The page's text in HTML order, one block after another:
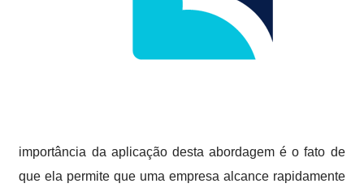
importância da aplicação desta abordagem é o fato de
que ela permite que uma empresa alcance rapidamente